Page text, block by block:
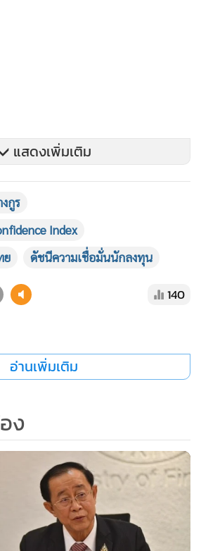
ตลาดหุ้นไทยมากที่สุด คือ ความกังวล
งโควิด-19 ระลอกใหม่หลังเปิดประเทศ
น 18.6% อยู่ที่ระดับ 161.63 อยู่ใน
การสำรวจดัชนี กลุ่มบัญชีบริษัทหลัก
ระดับ 160.00 กลุ่มนักลงทุนสถาบันใน
อยู่ ที่ระดับ 157.89 และกลุ่มนักลงทุน
อยู่ที่ระดับ 180.00
ดือน ต.ค.64 SET Index ปรับตัวสูงขึ้น
แสดงเพิ่มเติม
กูร
Index
ย
ดัชนีความเชื่อมั่นนักลงทุน
140
อ่านเพิ่มเติม
ง